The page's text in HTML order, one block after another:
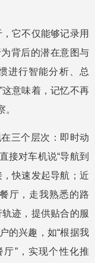
它不仅能够记录用
背后的潜在意图与
进行智能分析、总
意味着，记忆不再
三个层次：即时动
接对车机说“导航到
快速发起导航；近
厅，走我熟悉的路
迹，提供贴合的服
的兴趣，如“根据我
”，实现个性化推